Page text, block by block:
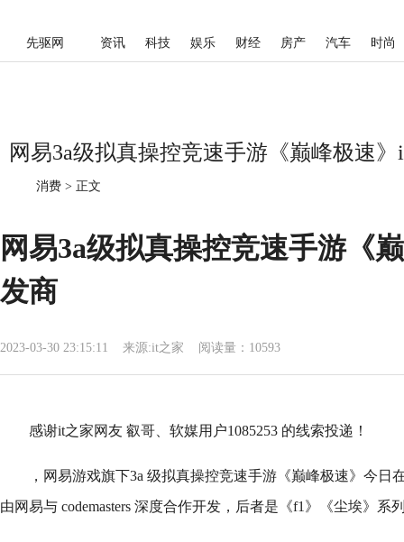
先驱网 资讯 科技 娱乐 财经 房产 汽车 时尚
网易3a级拟真操控竞速手游《巅峰极速
消费 > 正文
网易3a级拟真操控竞速手游《
发商
2023-03-30 23:15:11 来源:it之家 阅读量：10593
感谢it之家网友 叡哥、软媒用户1085253 的线索投递！
，网易游戏旗下3a 级拟真操控竞速手游《巅峰极速》今日
由网易与 codemasters 深度合作开发，后者是《f1》《尘埃》系